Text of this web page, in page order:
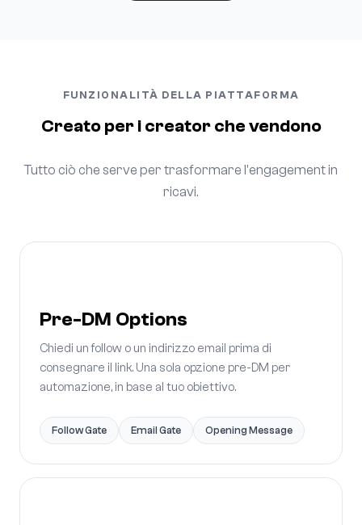
FUNZIONALITÀ DELLA PIATTAFORMA
Creato per i creator che vendono
Tutto ciò che serve per trasformare l'engagement in
ricavi.
Pre-DM Options
Chiedi un follow o un indirizzo email prima di
consegnare il link. Una sola opzione pre-DM per
automazione, in base al tuo obiettivo.
Follow Gate Email Gate Opening Message